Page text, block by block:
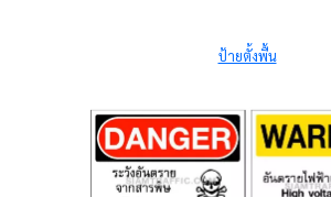
ป้ายตั้งพื้น